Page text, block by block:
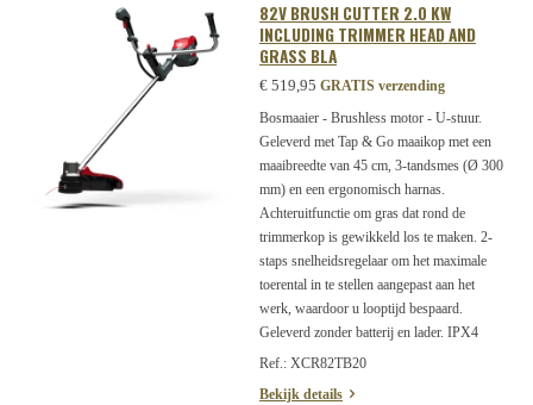
82V BRUSH CUTTER 2.0 KW
INCLUDING TRIMMER HEAD AND
GRASS BLA
€ 519,95 GRATIS verzending
Bosmaaier - Brushless motor - U-stuur.
Geleverd met Tap & Go maaikop met een
maaibreedte van 45 cm, 3-tandsmes (Ø 300
mm) en een ergonomisch harnas.
Achteruitfunctie om gras dat rond de
trimmerkop is gewikkeld los te maken. 2-
staps snelheidsregelaar om het maximale
toerental in te stellen aangepast aan het
werk, waardoor u looptijd bespaard.
Geleverd zonder batterij en lader. IPX4
Ref.: XCR82TB20
Bekijk details